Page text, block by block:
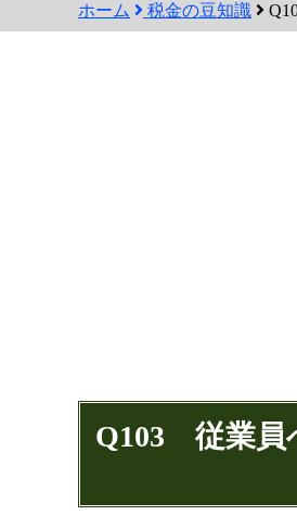
ホーム 税金の豆知識
Q103 従業員